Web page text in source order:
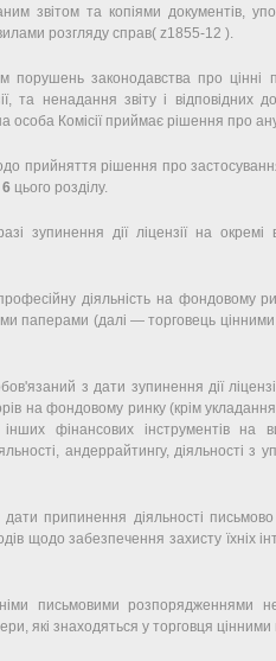
звітом та копіями документів,
розгляду справ( z1855-12 ).
порушень законодавства про
та ненадання звіту і відповідних
особа Комісії приймає рішення про
прийняття рішення про
цього розділу.
зупинення дії ліцензії на
діяльність на фондовому
паперами (далі — торговець
з дати зупинення дії
на фондовому ринку (крім укладання
фінансових інструментів на
андеррайтингу, діяльності з
припинення діяльності письмово
щодо забезпечення захисту їхніх
письмовими розпорядженнями
які знаходяться у торговця